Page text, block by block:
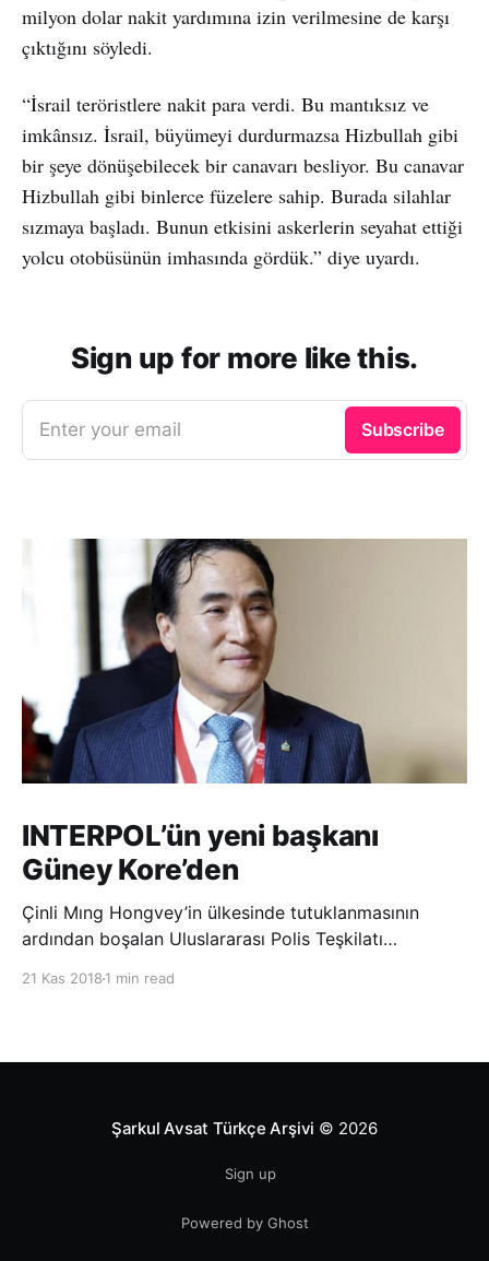
milyon dolar nakit yardımına izin verilmesine de karşı
çıktığını söyledi.
“İsrail teröristlere nakit para verdi. Bu mantıksız ve
imkânsız. İsrail, büyümeyi durdurmazsa Hizbullah gibi
bir şeye dönüşebilecek bir canavarı besliyor. Bu canavar
Hizbullah gibi binlerce füzelere sahip. Burada silahlar
sızmaya başladı. Bunun etkisini askerlerin seyahat ettiği
yolcu otobüsünün imhasında gördük.” diye uyardı.
Sign up for more like this.
Enter your email Subscribe
INTERPOL’ün yeni başkanı
Güney Kore’den
Çinli Mıng Hongvey’in ülkesinde tutuklanmasının
ardından boşalan Uluslararası Polis Teşkilatı
21 Kas 2018 1 min read
Şarkul Avsat Türkçe Arşivi © 2026
Sign up
Powered by Ghost